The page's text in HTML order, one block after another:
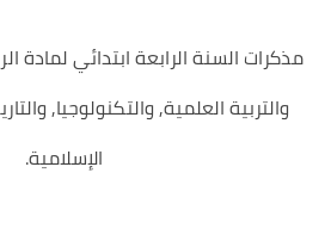
مذكرات السنة الرابعة ابتدائي لمادة
والتربية العلمية, والتكنولوجيا,
الإسلامية.